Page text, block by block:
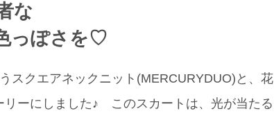
な
っぽさを♡
スクエアネックニット(MERCURYDUO)と、花
ーにしました♪ このスカートは、光が当たる